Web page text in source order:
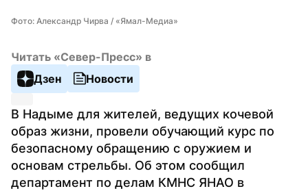
Фото: Александр Чирва / «Ямал-Медиа»
Читать «Север-Пресс» в
Дзен
Новости
В Надыме для жителей, ведущих кочевой
образ жизни, провели обучающий курс по
безопасному обращению с оружием и
основам стрельбы. Об этом сообщил
департамент по делам КМНС ЯНАО в